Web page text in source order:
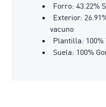
Forro: 43.22%
Exterior:
vacuno
Plantilla: 100%
Suela: 100%